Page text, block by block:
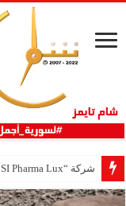
شركة “SI Pharma Lux”: مشاركتنا في المعرض عززت التواصل مع الشركاء المحليين والدوليين